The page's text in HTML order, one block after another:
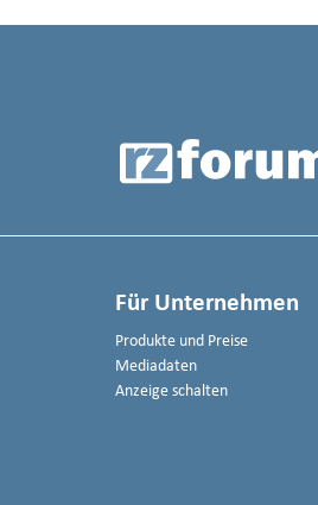
Für Unternehmen
Produkte und Preise
Mediadaten
Anzeige schalten